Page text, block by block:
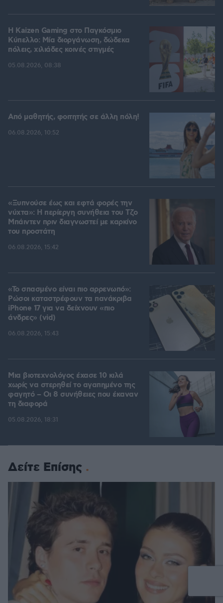
H Kaizen Gaming στο Παγκόσμιο
Kύπελλο: Μία διοργάνωση, δώδεκα
πόλεις, χιλιάδες κοινές στιγμές
05.08.2026, 08:38
Από μαθητής, φοιτητής σε άλλη πόλη!
06.08.2026, 10:52
«Ξυπνούσε έως και εφτά φορές την
νύχτα»: Η περίεργη συνήθεια του Τζο
Μπάιντεν πριν διαγνωστεί με καρκίνο
του προστάτη
06.08.2026, 15:42
«Το σπασμένο είναι πιο αρρενωπό»:
Ρώσοι καταστρέφουν τα πανάκριβα
iPhone 17 για να δείχνουν «πιο
άνδρες» (vid)
06.08.2026, 15:43
Μια βιοτεχνολόγος έχασε 10 κιλά
χωρίς να στερηθεί το αγαπημένο της
φαγητό – Οι 8 συνήθειες που έκαναν
τη διαφορά
05.08.2026, 18:31
Δείτε Επίσης